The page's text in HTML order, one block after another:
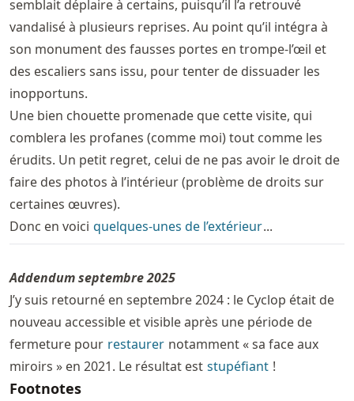
semblait déplaire à certains, puisqu’il l’a retrouvé
vandalisé à plusieurs reprises. Au point qu’il intégra à
son monument des fausses portes en trompe-l’œil et
des escaliers sans issu, pour tenter de dissuader les
inopportuns.
Une bien chouette promenade que cette visite, qui
comblera les profanes (comme moi) tout comme les
érudits. Un petit regret, celui de ne pas avoir le droit de
faire des photos à l’intérieur (problème de droits sur
certaines œuvres).
Donc en voici quelques-unes de l’extérieur...
Addendum septembre 2025
J’y suis retourné en septembre 2024 : le Cyclop était de
nouveau accessible et visible après une période de
fermeture pour restaurer notamment « sa face aux
miroirs » en 2021. Le résultat est stupéfiant !
Footnotes